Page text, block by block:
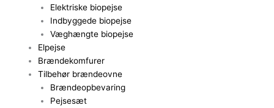
Elektriske biopejse
Indbyggede biopejse
Væghængte biopejse
Elpejse
Brændekomfurer
Tilbehør brændeovne
Brændeopbevaring
Pejsesæt